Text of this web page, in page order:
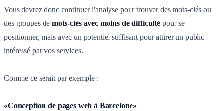
Vous devrez donc continuer l'analyse pour trouver des mots-clés ou
des groupes de mots-clés avec moins de difficulté pour se
positionner, mais avec un potentiel suffisant pour attirer un public
intéressé par vos services.
Comme ce serait par exemple :
«Conception de pages web à Barcelone»